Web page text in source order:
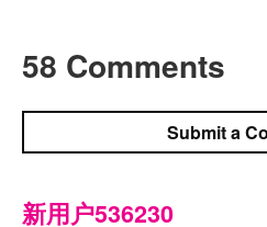
58 Comments
Submit a
新用户536230